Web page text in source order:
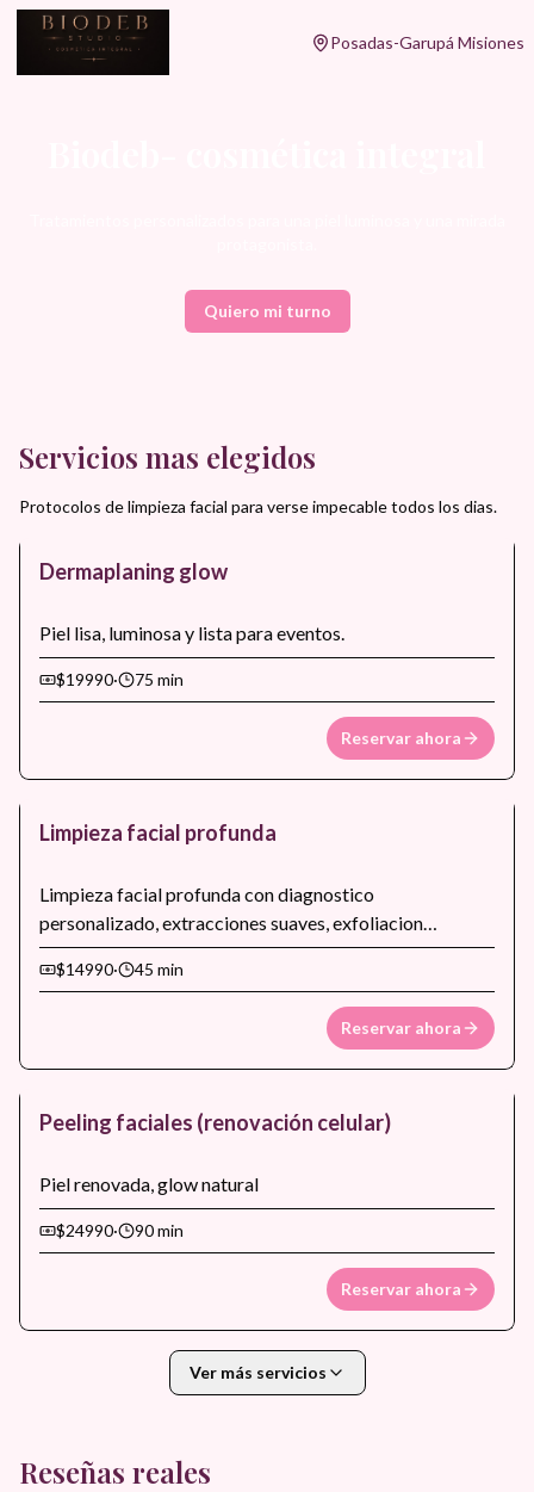
Posadas-Garupá Misiones
Quiero mi turno
Servicios mas elegidos
Protocolos de limpieza facial para verse impecable todos los dias.
Dermaplaning glow
Piel lisa, luminosa y lista para eventos.
$19990· 75 min
Reservar ahora
Limpieza facial profunda
Limpieza facial profunda con diagnostico
personalizado, extracciones suaves, exfoliacion
controlada, hidratacion intensiva y sellado final para
mejorar textura, luminosidad y uniformidad del tono.
Ideal para piel opaca, poros obstruidos o para preparar
el rostro antes de eventos especiales.
$14990· 45 min
Reservar ahora
Peeling faciales (renovación celular)
Piel renovada, glow natural
$24990· 90 min
Reservar ahora
Ver más servicios
Reseñas reales